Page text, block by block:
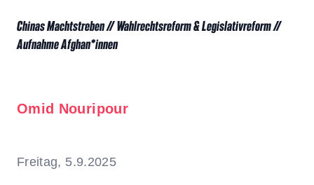
Chinas Machtstreben // Wahlrechtsreform & Legislativreform //
Aufnahme Afghan*innen
Omid Nouripour
Freitag, 5.9.2025